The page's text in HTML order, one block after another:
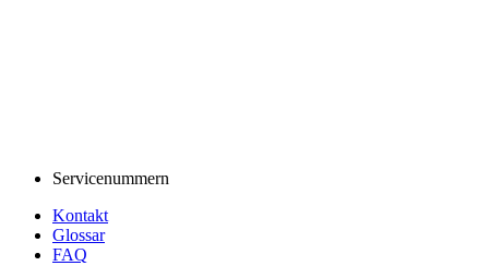
Servicenummern
Kontakt
Glossar
FAQ